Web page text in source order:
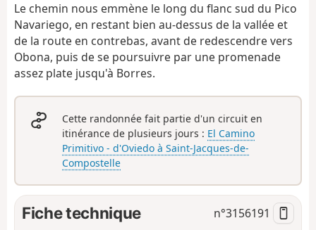
a
i
Le chemin nous emmène le long du flanc sud du Pico
Navariego, en restant bien au-dessus de la vallée et
de la route en contrebas, avant de redescendre vers
Obona, puis de se poursuivre par une promenade
assez plate jusqu'à Borres.
Cette randonnée fait partie d'un circuit en
itinérance de plusieurs jours : El Camino
Primitivo - d'Oviedo à Saint-Jacques-de-
Compostelle
Fiche technique n°3156191